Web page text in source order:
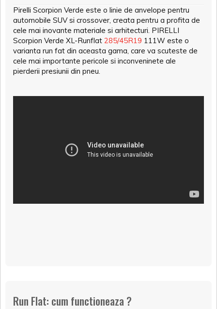
Pirelli Scorpion Verde este o linie de anvelope pentru
automobile SUV si crossover, creata pentru a profita de
cele mai inovante materiale si arhitecturi. PIRELLI
Scorpion Verde XL-Runflat 285/45R19 111W este o
varianta run fat din aceasta gama, care va scuteste de
cele mai importante pericole si inconveninete ale
pierderii presiunii din pneu.
Run Flat: cum functioneaza ?